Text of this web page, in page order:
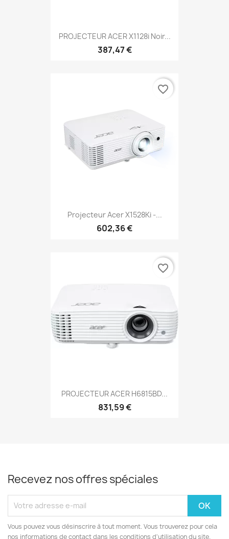
PROJECTEUR ACER X1128i Noir...
387,47 €
Projecteur Acer X1528Ki -...
602,36 €
favorite_border
PROJECTEUR ACER H6815BD...
831,59 €
favorite_border
Recevez nos offres spéciales
Vous pouvez vous désinscrire à tout moment. Vous trouverez pour cela
nos informations de contact dans les conditions d'utilisation du site.